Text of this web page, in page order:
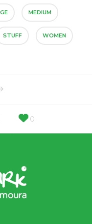
MEDIUM
STUFF WOMEN
0